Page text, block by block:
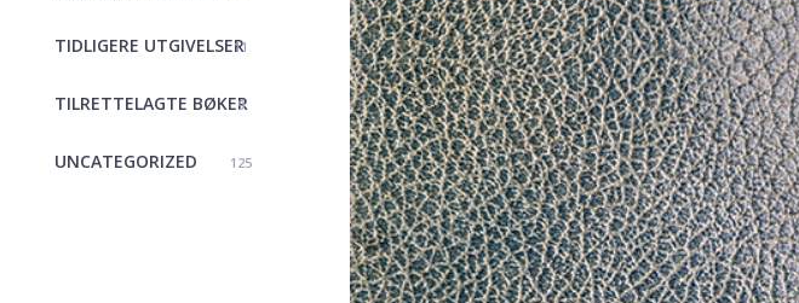
TIDLIGERE UTGIVELSER
11
TILRETTELAGTE BØKER
9
UNCATEGORIZED 125